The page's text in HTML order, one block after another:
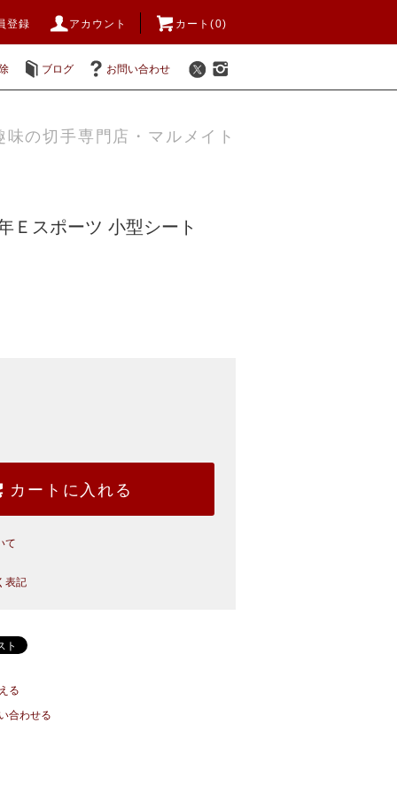
登録 アカウント カート(0)
ブログ お問い合わせ
味の切手専門店・マルメイト
Ｅスポーツ 小型シート
カートに入れる
て
表記
る
合わせる